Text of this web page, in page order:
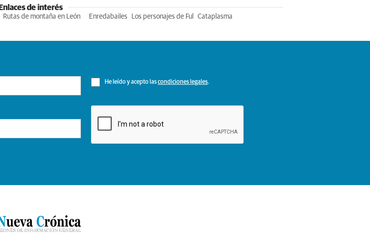
Enlaces de interés
Rutas de montaña en León Enredabailes Los personajes de Ful Cataplasma
He leído y acepto lascondiciones legales.